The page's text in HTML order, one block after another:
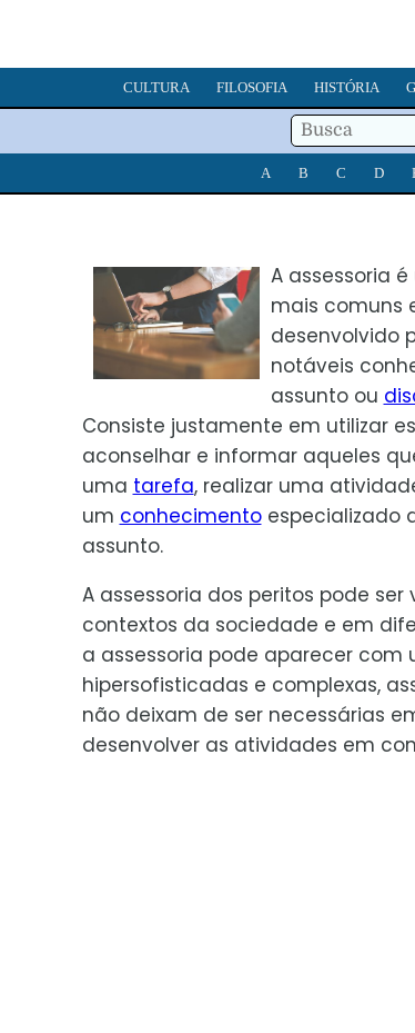
CULTURA FILOSOFIA HISTÓRIA
A B C D
A assessoria
mais comuns
desenvolvido
notáveis
assunto ou
Consiste justamente em utilizar
aconselhar e informar aqueles
uma tarefa, realizar uma
um conhecimentoespecializado
assunto.
A assessoria dos peritos pode
contextos da sociedade e em
a assessoria pode aparecer com
hipersofisticadas e complexas,
não deixam de ser necessárias
desenvolver as atividades em